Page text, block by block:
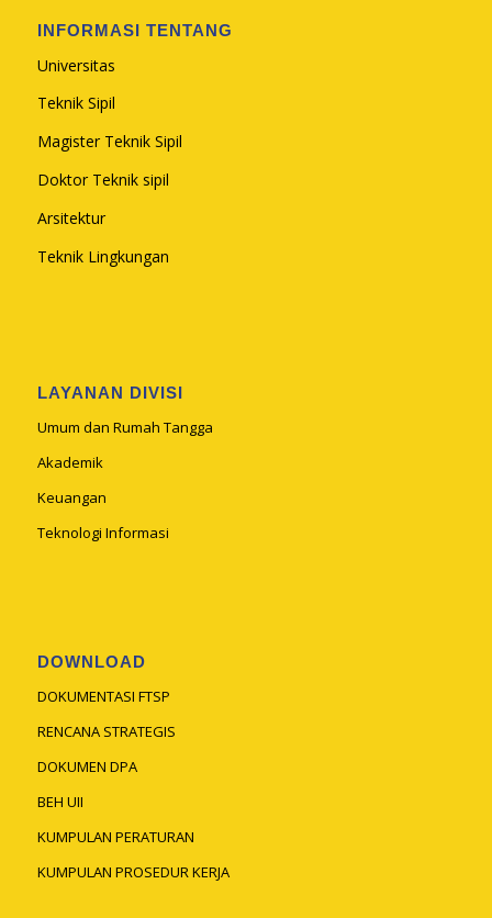
INFORMASI TENTANG
Universitas
Teknik Sipil
Magister Teknik Sipil
Doktor Teknik sipil
Arsitektur
Teknik Lingkungan
LAYANAN DIVISI
Umum dan Rumah Tangga
Akademik
Keuangan
Teknologi Informasi
DOWNLOAD
DOKUMENTASI FTSP
RENCANA STRATEGIS
DOKUMEN DPA
BEH UII
KUMPULAN PERATURAN
KUMPULAN PROSEDUR KERJA